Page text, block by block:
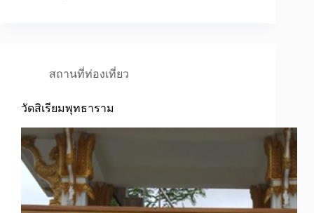
สถานที่ท่องเที่ยว
วัดสิเรียมพุทธาราม